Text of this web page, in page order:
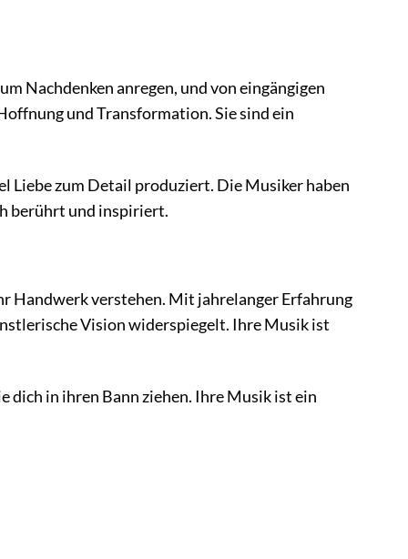
Nachdenken anregen, und von eingängigen
und Transformation. Sie sind ein
Liebe zum Detail produziert. Die Musiker haben
berührt und inspiriert.
Handwerk verstehen. Mit jahrelanger Erfahrung
Vision widerspiegelt. Ihre Musik ist
dich in ihren Bann ziehen. Ihre Musik ist ein